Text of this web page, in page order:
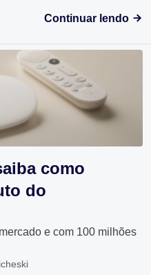
Continuar lendo
como
do
e com 100 milhões